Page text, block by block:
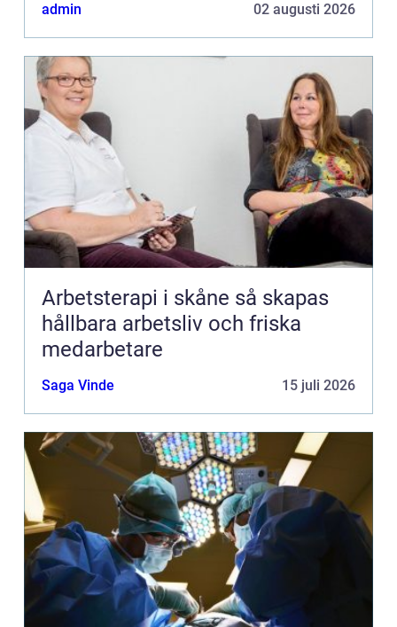
admin 02 augusti 2026
Arbetsterapi i skåne så skapas
hållbara arbetsliv och friska
medarbetare
Saga Vinde 15 juli 2026